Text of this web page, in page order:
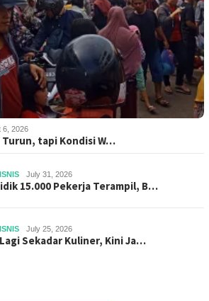
6, 2026
Turun, tapi Kondisi W…
July 31, 2026
15.000 Pekerja Terampil, B…
July 25, 2026
Sekadar Kuliner, Kini Ja…